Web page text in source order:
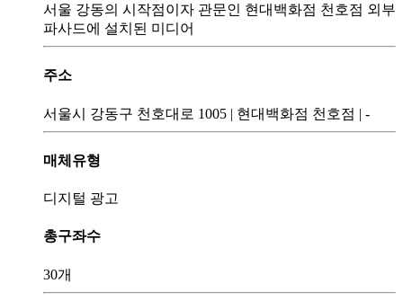
서울 강동의 시작점이자 관문인 현대백화점 천호점 외부
파사드에 설치된 미디어
주소
서울시 강동구 천호대로 1005 | 현대백화점 천호점 | -
매체유형
디지털 광고
총구좌수
30개